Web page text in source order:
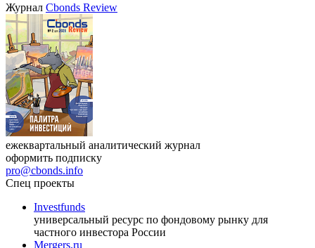
VIII международная конференция «Рынок капитала
Республики Узбекистан»
17.09.2026, Ташкент
ЖурналCbonds Review
ежеквартальный аналитический журнал
оформить подписку
pro@cbonds.info
Спец проекты